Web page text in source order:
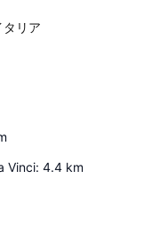
リア
Vinci: 4.4 km